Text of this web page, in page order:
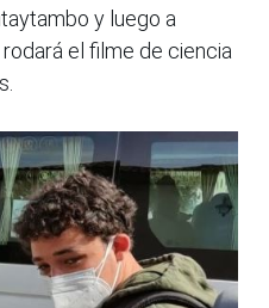
y luego a
el filme de ciencia